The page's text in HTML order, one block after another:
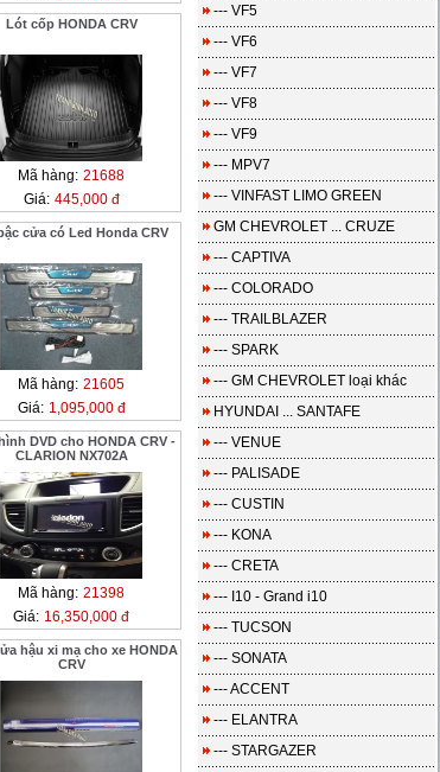
Lót cốp HONDA CRV
Mã hàng: 21688
Giá: 445,000 đ
cửa có Led Honda CRV
Mã hàng: 21605
Giá: 1,095,000 đ
DVD cho HONDA CRV -
CLARION NX702A
Mã hàng: 21398
Giá: 16,350,000 đ
hậu xi mạ cho xe HONDA
CRV
--- VF5
--- VF6
--- VF7
--- VF8
--- VF9
--- MPV7
--- VINFAST LIMO GREEN
GM CHEVROLET ... CRUZE
--- CAPTIVA
--- COLORADO
--- TRAILBLAZER
--- SPARK
--- GM CHEVROLET loại khác
HYUNDAI ... SANTAFE
--- VENUE
--- PALISADE
--- CUSTIN
--- KONA
--- CRETA
--- I10 - Grand i10
--- TUCSON
--- SONATA
--- ACCENT
--- ELANTRA
--- STARGAZER